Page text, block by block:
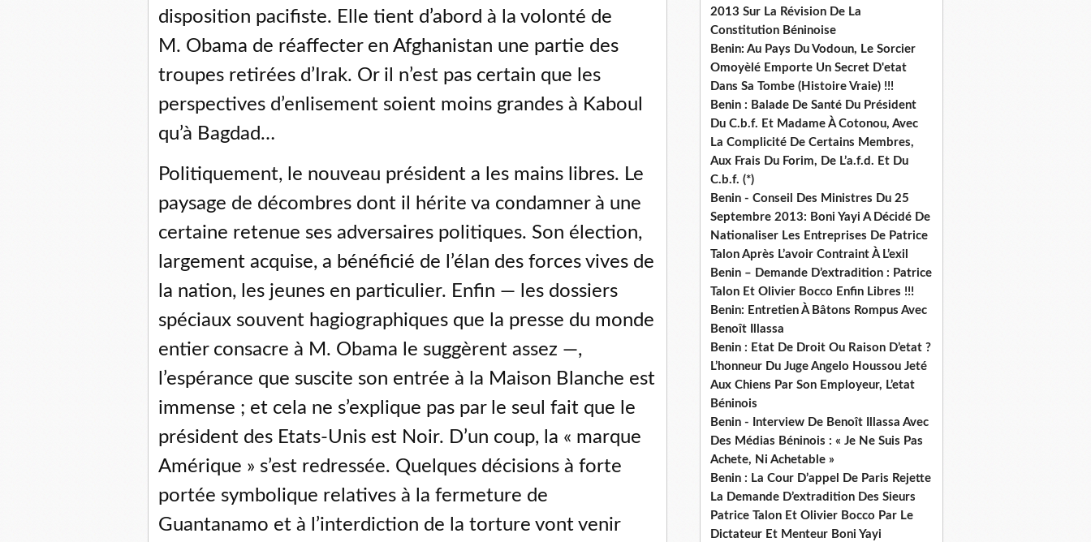
disposition pacifiste. Elle tient d’abord à la volonté de
M. Obama de réaffecter en Afghanistan une partie des
troupes retirées d’Irak. Or il n’est pas certain que les
perspectives d’enlisement soient moins grandes à Kaboul
qu’à Bagdad…
Politiquement, le nouveau président a les mains libres. Le
paysage de décombres dont il hérite va condamner à une
certaine retenue ses adversaires politiques. Son élection,
largement acquise, a bénéficié de l’élan des forces vives de
la nation, les jeunes en particulier. Enfin — les dossiers
spéciaux souvent hagiographiques que la presse du monde
entier consacre à M. Obama le suggèrent assez —,
l’espérance que suscite son entrée à la Maison Blanche est
immense ; et cela ne s’explique pas par le seul fait que le
président des Etats-Unis est Noir. D’un coup, la « marque
Amérique » s’est redressée. Quelques décisions à forte
portée symbolique relatives à la fermeture de
Guantanamo et à l’interdiction de la torture vont venir
2013 Sur La Révision De La
Constitution Béninoise
Benin: Au Pays Du Vodoun, Le Sorcier
Omoyèlé Emporte Un Secret D'etat
Dans Sa Tombe (Histoire Vraie) !!!
Benin : Balade De Santé Du Président
Du C.b.f. Et Madame À Cotonou, Avec
La Complicité De Certains Membres,
Aux Frais Du Forim, De L’a.f.d. Et Du
C.b.f. (*)
Benin - Conseil Des Ministres Du 25
Septembre 2013: Boni Yayi A Décidé De
Nationaliser Les Entreprises De Patrice
Talon Après L’avoir Contraint À L’exil
Benin – Demande D’extradition : Patrice
Talon Et Olivier Bocco Enfin Libres !!!
Benin: Entretien À Bâtons Rompus Avec
Benoît Illassa
Benin : Etat De Droit Ou Raison D’etat ?
L’honneur Du Juge Angelo Houssou Jeté
Aux Chiens Par Son Employeur, L’etat
Béninois
Benin - Interview De Benoît Illassa Avec
Des Médias Béninois : « Je Ne Suis Pas
Achete, Ni Achetable »
Benin : La Cour D’appel De Paris Rejette
La Demande D’extradition Des Sieurs
Patrice Talon Et Olivier Bocco Par Le
Dictateur Et Menteur Boni Yayi